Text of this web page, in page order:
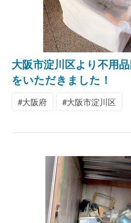
大阪市淀川区より不用
をいただきました！
大阪府 大阪市淀川区